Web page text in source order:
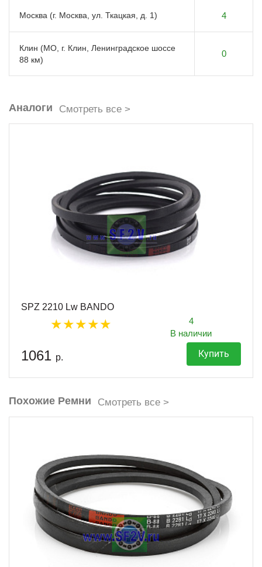
Москва (г. Москва, ул. Ткацкая, д. 1) 4
Клин (МО, г. Клин, Ленинградское шоссе
88 км)
0
Аналоги Смотреть все >
SPZ 2210 Lw BANDO
4
В наличии
1061 р. Купить
Похожие Ремни Смотреть все >